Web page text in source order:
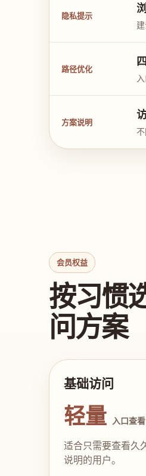
隐私提示
路径优化
方案说明
会员权益
按习惯
问方案
基础访问
轻量 入口查看
适合只需要查看久
说明的用户。